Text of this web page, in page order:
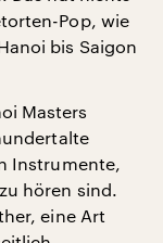
Pop, wie
bis Saigon
Masters
Instrumente,
hören sind.
eine Art